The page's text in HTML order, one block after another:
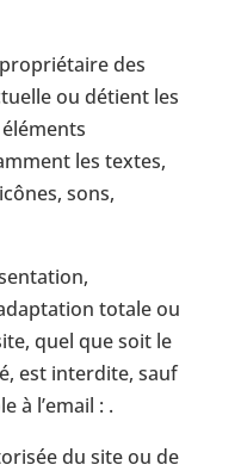
des
ou détient les
les textes,
sons,
totale ou
quel que soit le
est interdite, sauf
à l’email : .
du site ou de